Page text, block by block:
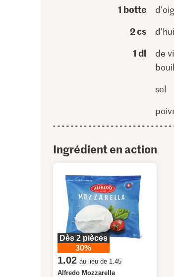
1 botte
2 cs
1 dl
de
sel
Ingrédient en action
Dès 2 pièces
30%
1.02 au lieu de 1.45
Alfredo Mozzarella